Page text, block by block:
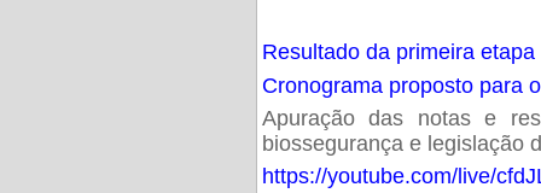
Resultado da primeira
Cronograma proposto para
Apuração das notas e
biossegurança e legislação
https://youtube.com/live/